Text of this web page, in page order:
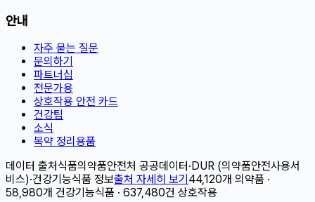
안내
자주 묻는 질문
문의하기
파트너십
전문가용
상호작용 안전 카드
건강팁
소식
복약 정리용품
데이터 출처 식품의약품안전처 공공데이터 · DUR (의약품안전사용서
비스)·건강기능식품 정보출처 자세히 보기 44,120개 의약품 ·
58,980개 건강기능식품 · 637,480건 상호작용